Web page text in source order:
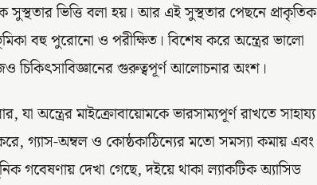
সুস্থতার ভিত্তি বলা হয়। আর এই সুস্থতার পেছনে প্রাকৃতিক
বহু পুরোনো ও পরীক্ষিত। বিশেষ করে অন্ত্রের ভালো
চিকিৎসাবিজ্ঞানের গুরুত্বপূর্ণ আলোচনার অংশ।
অন্ত্রের মাইক্রোবায়োমকে ভারসাম্যপূর্ণ রাখতে সাহায্য
গ্যাস-অম্বল ও কোষ্ঠকাঠিন্যের মতো সমস্যা কমায় এবং
গবেষণায় দেখা গেছে, দইয়ে থাকা ল্যাকটিক অ্যাসিড